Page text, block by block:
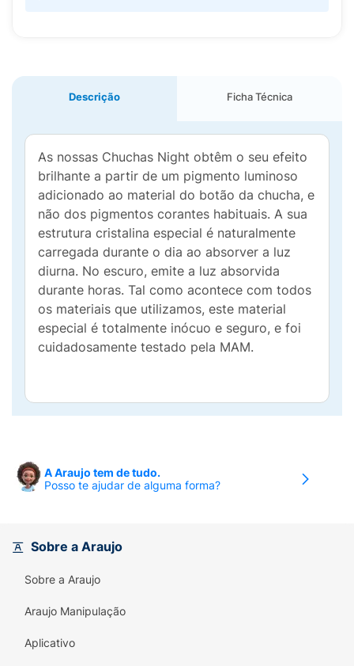
Descrição Ficha Técnica
As nossas Chuchas Night obtêm o seu efeito
brilhante a partir de um pigmento luminoso
adicionado ao material do botão da chucha, e
não dos pigmentos corantes habituais. A sua
estrutura cristalina especial é naturalmente
carregada durante o dia ao absorver a luz
diurna. No escuro, emite a luz absorvida
durante horas. Tal como acontece com todos
os materiais que utilizamos, este material
especial é totalmente inócuo e seguro, e foi
cuidadosamente testado pela MAM.
A Araujo tem de tudo.
Posso te ajudar de alguma forma?
Sobre a Araujo
Sobre a Araujo
Araujo Manipulação
Aplicativo